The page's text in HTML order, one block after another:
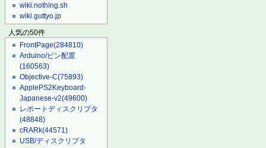
wiki.nothing.sh
wiki.guttyo.jp
人気の50件
FrontPage(284810)
Arduino/ピン配置
(160563)
Objective-C(75893)
ApplePS2Keyboard-
Japanese-v2(49600)
レポートディスクリプタ
(48848)
cRARk(44571)
USB/ディスクリプタ